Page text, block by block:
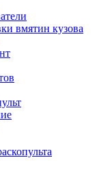
вмятин кузова